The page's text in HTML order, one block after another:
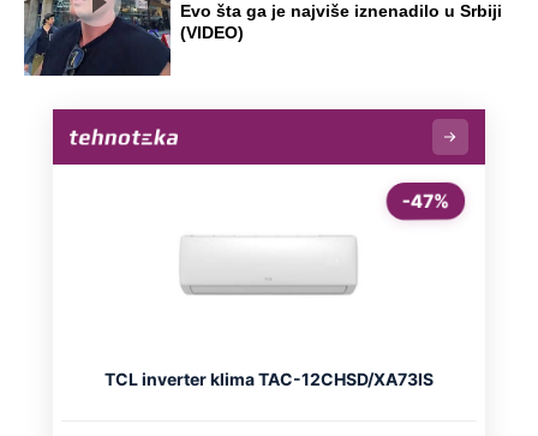
Evo šta ga je najviše iznenadilo u Srbiji
(VIDEO)